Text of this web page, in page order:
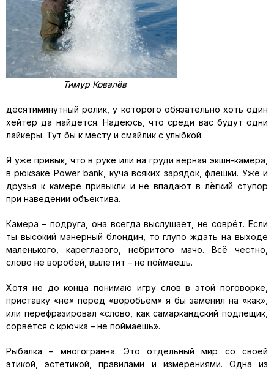
Тимур Ковалёв
десятиминутный ролик, у которого обязательно хоть один
хейтер да найдётся. Надеюсь, что среди вас будут одни
лайкеры. Тут бы к месту и смайлик с улыбкой.
Я уже привык, что в руке или на груди верная экшн-камера,
в рюкзаке Power bank, куча всяких зарядок, флешки. Уже и
друзья к камере привыкли и не впадают в лёгкий ступор
при наведении объектива.
Камера – подруга, она всегда выслушает, не соврёт. Если
ты высокий манерный блондин, то глупо ждать на выходе
маленького, кареглазого, небритого мачо. Всё честно,
слово не воробей, вылетит – не поймаешь.
Хотя не до конца понимаю игру слов в этой поговорке,
приставку «не» перед «воробьём» я бы заменил на «как»,
или перефразировал «слово, как самаркандский подлещик,
сорвётся с крючка – не поймаешь».
Рыбалка – многогранна. Это отдельный мир со своей
этикой, эстетикой, правилами и измерениями. Одна из